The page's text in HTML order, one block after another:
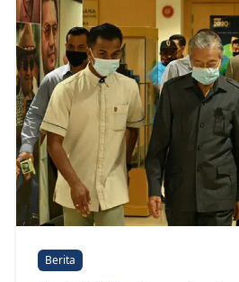
Berita